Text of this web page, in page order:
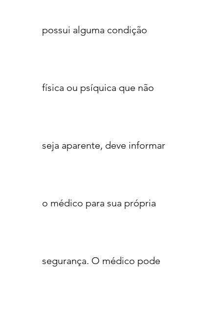
possui alguma condição
física ou psíquica que não
seja aparente, deve informar
o médico para sua própria
segurança. O médico pode